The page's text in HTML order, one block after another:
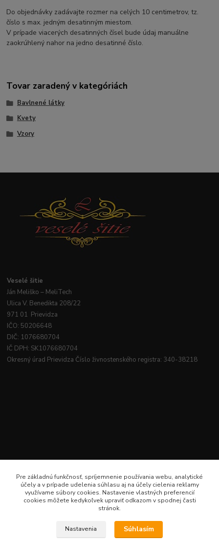
Do objednávky zadávajte rozmer na celých 10 centimetrov, tz.
číslo s max. jedným desatinným miestom.
V prípade viacerých desatinných čísel bude údaj manuálne
zaokrúhlený nahor na jedno desatinné číslo.
Tovar zaradený v kategóriách
Bavlnené látky
Kvety
Vzory
Veselé šitie
Ján Meliško – MeliTech
Ulica V. Benedikta 208/22
971 01 Prievidza
IČO: 50206648
DIČ: 1076680704
IČ DPH: SK1076680704
Okresný úrad Prievidza Číslo živnostenského registra: 340-38218
Pre základnú funkčnosť, spríjemnenie používania webu, analytické
účely a v prípade udelenia súhlasu aj na účely cielenia reklamy
využívame súbory cookies. Nastavenie vlastných preferencií
cookies môžete kedykoľvek upraviť odkazom v spodnej časti
stránok.
Nastavenia Súhlasím